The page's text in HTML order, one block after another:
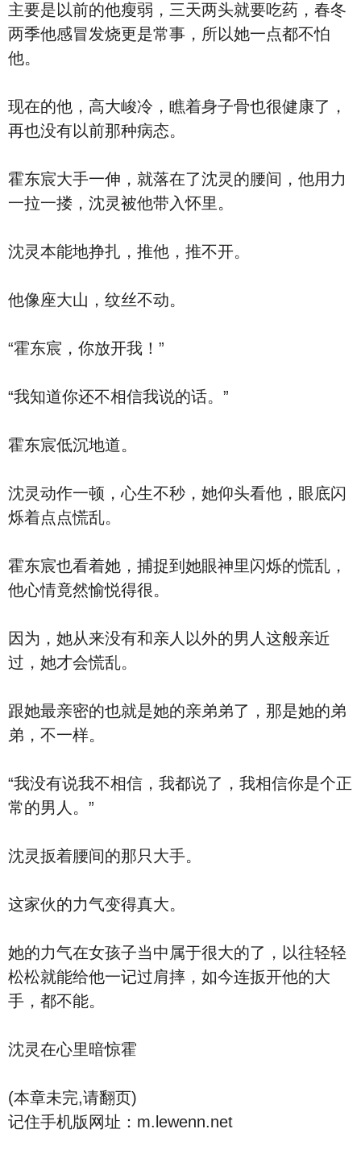
主要是以前的他瘦弱，三天两头就要吃药，春冬
两季他感冒发烧更是常事，所以她一点都不怕
他。
现在的他，高大峻冷，瞧着身子骨也很健康了，
再也没有以前那种病态。
霍东宸大手一伸，就落在了沈灵的腰间，他用力
一拉一搂，沈灵被他带入怀里。
沈灵本能地挣扎，推他，推不开。
他像座大山，纹丝不动。
“霍东宸，你放开我！”
“我知道你还不相信我说的话。”
霍东宸低沉地道。
沈灵动作一顿，心生不秒，她仰头看他，眼底闪
烁着点点慌乱。
霍东宸也看着她，捕捉到她眼神里闪烁的慌乱，
他心情竟然愉悦得很。
因为，她从来没有和亲人以外的男人这般亲近
过，她才会慌乱。
跟她最亲密的也就是她的亲弟弟了，那是她的弟
弟，不一样。
“我没有说我不相信，我都说了，我相信你是个正
常的男人。”
沈灵扳着腰间的那只大手。
这家伙的力气变得真大。
她的力气在女孩子当中属于很大的了，以往轻轻
松松就能给他一记过肩摔，如今连扳开他的大
手，都不能。
沈灵在心里暗惊霍
(本章未完,请翻页)
记住手机版网址：m.lewenn.net